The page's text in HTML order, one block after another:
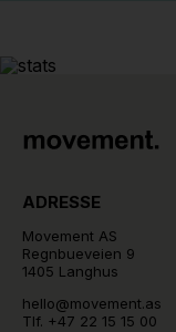
ADRESSE
Movement AS
Regnbueveien 9
1405 Langhus
hello@movement.as
Tlf. +47 22 15 15 00